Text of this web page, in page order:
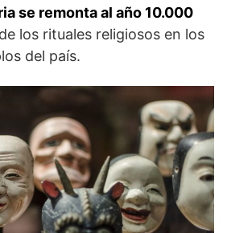
se remonta al año 10.000
los rituales religiosos en los
del país.